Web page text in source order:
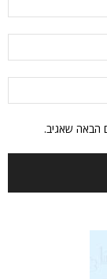
הבאה שאגיב.